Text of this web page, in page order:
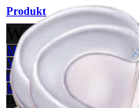
Produkt
Wie können wir
Medizinproduktberater:in
Veranstaltungen, Lab-
ansehen
Unseren Newsletter abonnieren
Besuchen Sie uns